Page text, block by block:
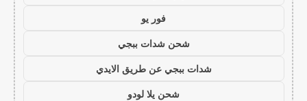
فور يو
شحن شدات ببجي
شدات ببجي عن طريق الايدي
شحن يلا لودو